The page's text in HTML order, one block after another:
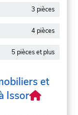
3 pièces
4 pièces
5 pièces et plus
et
Issor